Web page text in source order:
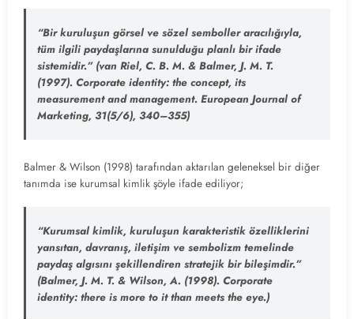
“Bir kuruluşun görsel ve sözel semboller aracılığıyla,
tüm ilgili paydaşlarına sunulduğu planlı bir ifade
sistemidir.” (van Riel, C. B. M. & Balmer, J. M. T.
(1997). Corporate identity: the concept, its
measurement and management. European Journal of
Marketing, 31(5/6), 340–355)
Balmer & Wilson (1998) tarafından aktarılan geleneksel bir diğer
tanımda ise kurumsal kimlik şöyle ifade ediliyor;
“Kurumsal kimlik, kuruluşun karakteristik özelliklerini
yansıtan, davranış, iletişim ve sembolizm temelinde
paydaş algısını şekillendiren stratejik bir bileşimdir.”
(Balmer, J. M. T. & Wilson, A. (1998). Corporate
identity: there is more to it than meets the eye.)